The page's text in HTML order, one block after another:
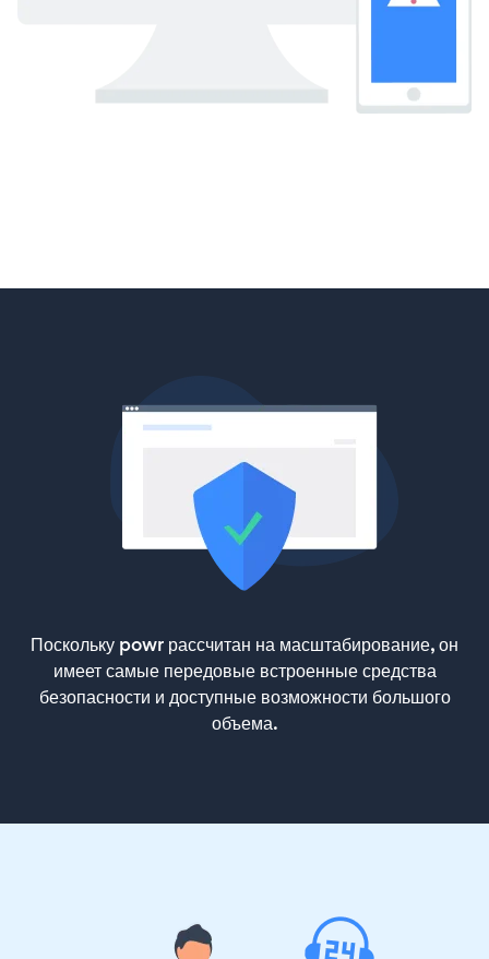
Поскольку powr рассчитан на масштабирование, он
имеет самые передовые встроенные средства
безопасности и доступные возможности большого
объема.